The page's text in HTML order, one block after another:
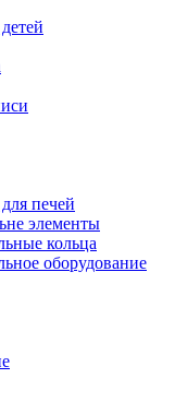
печей
элементы
кольца
оборудование